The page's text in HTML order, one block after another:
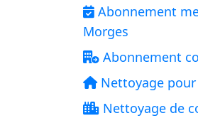
Abonnement
Morges
Abonnement
Nettoyage pour
Nettoyage de